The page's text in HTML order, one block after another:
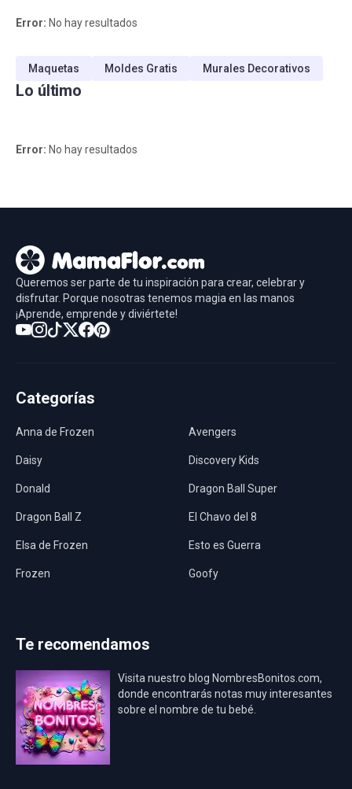
Error: No hay resultados
Maquetas Moldes Gratis Murales Decorativos
Lo último
Error: No hay resultados
Queremos ser parte de tu inspiración para crear, celebrar y
disfrutar. Porque nosotras tenemos magia en las manos
¡Aprende, emprende y diviértete!
Categorías
Anna de Frozen Avengers
Daisy Discovery Kids
Donald Dragon Ball Super
Dragon Ball Z El Chavo del 8
Elsa de Frozen Esto es Guerra
Frozen Goofy
Los Minions Los Vengadores
Mario Bros Mi Villano Favorito
Mickey Mouse
Te recomendamos
Visita nuestro blog NombresBonitos.com,
donde encontrarás notas muy interesantes
sobre el nombre de tu bebé.